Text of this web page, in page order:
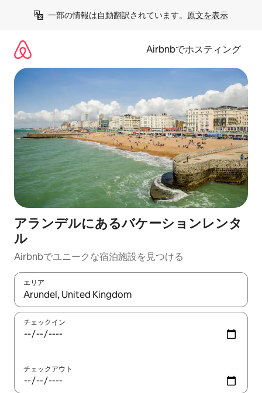
一部の情報は自動翻訳されています。 原文を表示
Airbnbでホスティング
アランデルにあるバケーションレンタ
ル
Airbnbでユニークな宿泊施設を見つける
エリア
検索結果が表示されたら、上下の矢印キーを使って移動するか
チェックイン
チェックアウト